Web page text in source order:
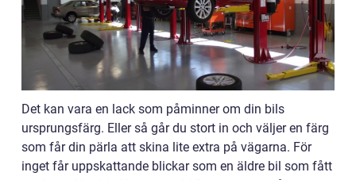
Det kan vara en lack som påminner om din bils
ursprungsfärg. Eller så går du stort in och väljer en färg
som får din pärla att skina lite extra på vägarna. För
inget får uppskattande blickar som en äldre bil som fått